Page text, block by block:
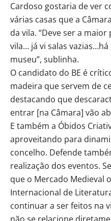
Cardoso gostaria de ver
várias casas que a
da vila. “Deve ser a
vila… já vi salas
museu”, sublinha.
O candidato do BE é
madeira que servem de
destacando que
entrar [na Câmara] vão
E também a Óbidos
aproveitando para
concelho. Defende
realização dos eventos.
que o Mercado Medieval
Internacional de
continuar a ser feitos na